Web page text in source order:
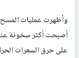
وأظهرت عمليات المسح
أصبحت أكثر سخونة
على حرق السعرات